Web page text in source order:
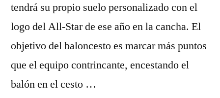
tendrá su propio suelo personalizado con el
logo del All-Star de ese año en la cancha. El
objetivo del baloncesto es marcar más puntos
que el equipo contrincante, encestando el
balón en el cesto …